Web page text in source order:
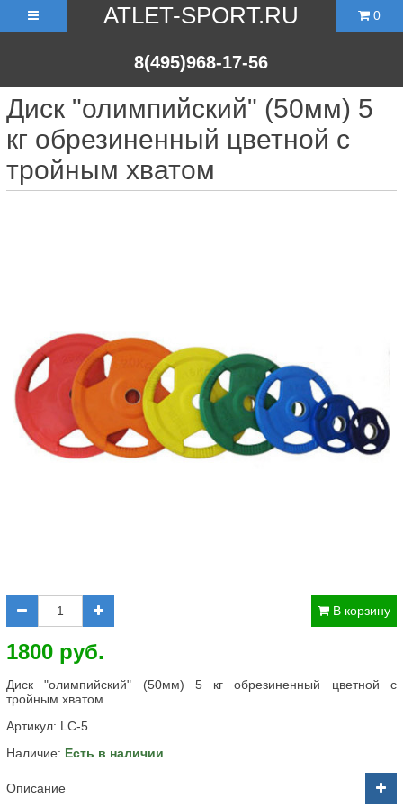
ATLET-SPORT.RU
8(495)968-17-56
0
Диск "олимпийский" (50мм) 5
кг обрезиненный цветной с
тройным хватом
В корзину
1800 руб.
Диск "олимпийский" (50мм) 5 кг обрезиненный цветной с
тройным хватом
Артикул: LC-5
Наличие: Есть в наличии
Описание